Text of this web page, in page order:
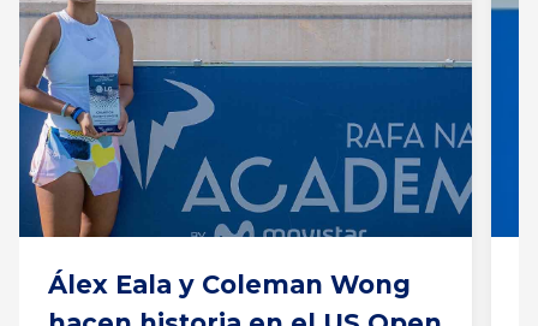
Álex Eala y Coleman Wong